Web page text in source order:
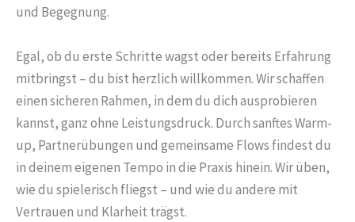
und Begegnung.
Egal, ob du erste Schritte wagst oder bereits Erfahrung
mitbringst – du bist herzlich willkommen. Wir schaffen
einen sicheren Rahmen, in dem du dich ausprobieren
kannst, ganz ohne Leistungsdruck. Durch sanftes Warm-
up, Partnerübungen und gemeinsame Flows findest du
in deinem eigenen Tempo in die Praxis hinein. Wir üben,
wie du spielerisch fliegst – und wie du andere mit
Vertrauen und Klarheit trägst.